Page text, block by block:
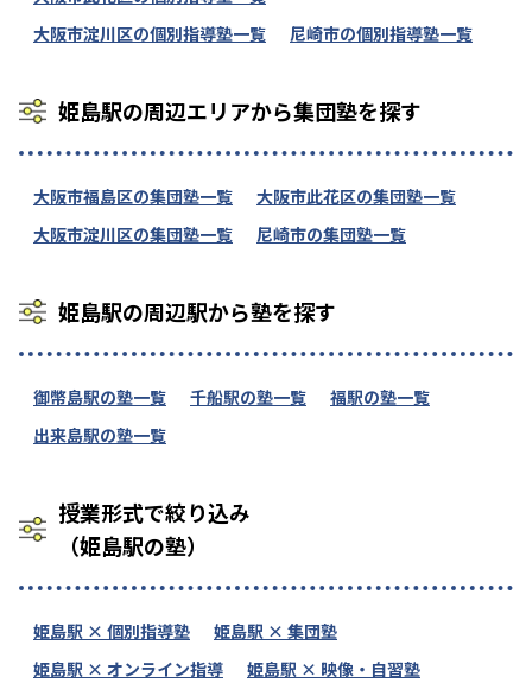
大阪市淀川区の個別指導塾一覧
尼崎市の個別指導塾一覧
姫島駅の周辺エリアから集団塾を探す
大阪市福島区の集団塾一覧
大阪市此花区の集団塾一覧
大阪市淀川区の集団塾一覧
尼崎市の集団塾一覧
姫島駅の周辺駅から塾を探す
御幣島駅の塾一覧 千船駅の塾一覧
福駅の塾一覧
出来島駅の塾一覧
授業形式で絞り込み
（姫島駅の塾）
姫島駅 × 個別指導塾
姫島駅 × 集団塾
姫島駅 × オンライン指導
姫島駅 × 映像・自習塾